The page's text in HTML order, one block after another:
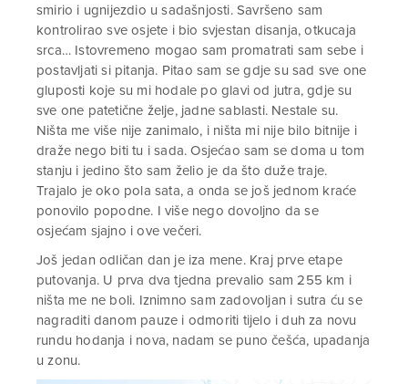
smirio i ugnijezdio u sadašnjosti. Savršeno sam
kontrolirao sve osjete i bio svjestan disanja, otkucaja
srca… Istovremeno mogao sam promatrati sam sebe i
postavljati si pitanja. Pitao sam se gdje su sad sve one
gluposti koje su mi hodale po glavi od jutra, gdje su
sve one patetične želje, jadne sablasti. Nestale su.
Ništa me više nije zanimalo, i ništa mi nije bilo bitnije i
draže nego biti tu i sada. Osjećao sam se doma u tom
stanju i jedino što sam želio je da što duže traje.
Trajalo je oko pola sata, a onda se još jednom kraće
ponovilo popodne. I više nego dovoljno da se
osjećam sjajno i ove večeri.
Još jedan odličan dan je iza mene. Kraj prve etape
putovanja. U prva dva tjedna prevalio sam 255 km i
ništa me ne boli. Iznimno sam zadovoljan i sutra ću se
nagraditi danom pauze i odmoriti tijelo i duh za novu
rundu hodanja i nova, nadam se puno češća, upadanja
u zonu.